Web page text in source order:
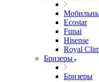
Ecostar
Funai
Hisense
Royal
Бризеры
Бризеры